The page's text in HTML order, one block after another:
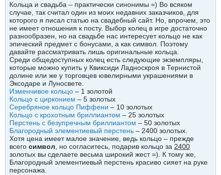
Кольца и свадьба – практически синонимы =) Во всяком
случае, так считал один из моих недавних заказчиков, для
которого я писал статью на свадебный сайт. Но, впрочем, это
не имеет отношения к посту. Выбор колец в игре достаточно
разнообразен, но на свадьбе нас интересует кольцо не как
эпический предмет с бонусами, а как символ. Поэтому
давайте рассматривать лишь оригинальные кольца.
Среди общедоступных колец есть следующие экземпляры,
которые можно купить у Квиксиди Ладноскроя в Тернистой
долине или же у торговцев ювелирными украшениями в
Эксодаре и Луносвете.
Изменчивое кольцо – 1 золотой
Кольцо с цирконием – 5 золотых
Серебряное кольцо Пиффени – 10 золотых
Кольцо с крохотным бриллиантом – 25 золотых
Перстень с безупречным бриллиантом – 50 золотых
Благородный элементиевый перстень – 2400 золотых.
Хотя цена имеет малое значение, ведь кольцо – прежде
всего символ , но согласитесь, подарив кольцо за 2400
золотых вы сделаете весьма широкий жест =). К тому же,
Благородный элементиевый перстень красиво сияет на руке
персонажа.